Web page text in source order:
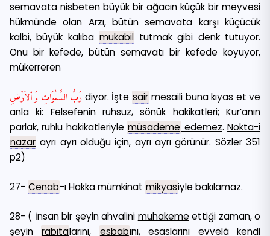
semavata nisbeten büyük bir ağacın küçük bir meyvesi
hükmünde olan Arzı, bütün semavata karşı küçücük
kalbi, büyük kalıba mukabil tutmak gibi denk tutuyor.
Onu bir kefede, bütün semavatı bir kefede koyuyor,
mükerreren
رَبُّ السَّمٰوَاتِ وَ اْلاَرْضِ diyor. İşte sair mesaili buna kıyas et ve
anla ki: Felsefenin ruhsuz, sönük hakikatleri; Kur’anın
parlak, ruhlu hakikatleriyle müsademe edemez.Nokta-i
nazar ayrı ayrı olduğu için, ayrı ayrı görünür. Sözler 351
p2)
27- Cenab-ı Hakka mümkinat mikyasiyle bakılamaz.
28- ( İnsan bir şeyin ahvalini muhakeme ettiği zaman, o
şeyin rabıtalarını, esbabını, esaslarını evvelâ kendi